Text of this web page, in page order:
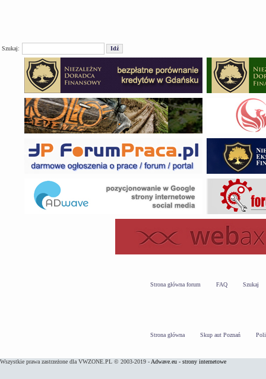
Szukaj:
Strona główna forum FAQ Szukaj
Strona główna Skup aut Poznań
Wszystkie prawa zastrzeżone dla VWZONE.PL © 2003-2019 - Adwave.eu - strony internetowe